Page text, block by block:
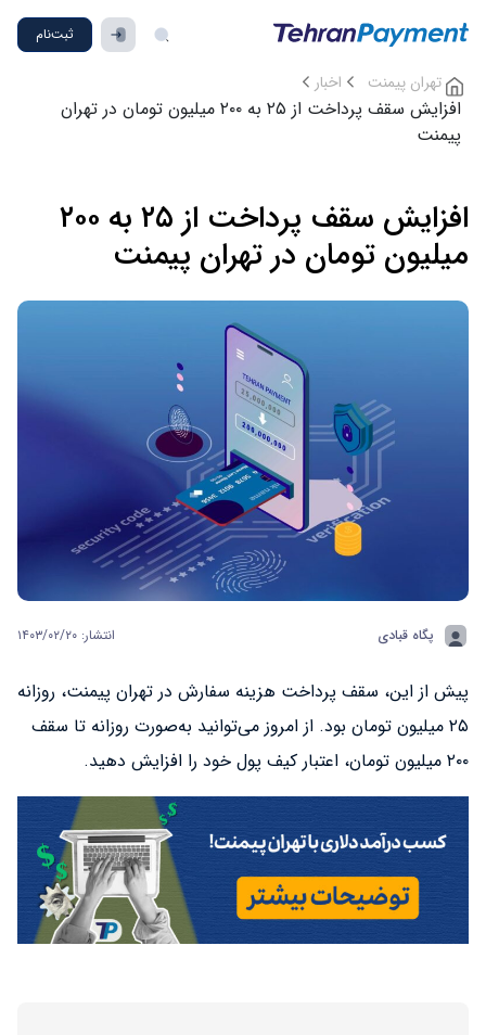
ثبت‌نام
تهران پیمنت اخبار
افزایش سقف پرداخت از ۲۵ به ۲۰۰ میلیون تومان در تهران
پیمنت
افزایش سقف پرداخت از ۲۵ به ۲۰۰
میلیون تومان در تهران پیمنت
پگاه قبادی انتشار: ۱۴۰۳/۰۲/۲۰
پیش از این، سقف پرداخت هزینه سفارش در تهران پیمنت، روزانه
۲۵ میلیون تومان بود. از امروز می‌توانید به‌صورت روزانه تا سقف
۲۰۰ میلیون تومان، اعتبار کیف پول خود را افزایش دهید.